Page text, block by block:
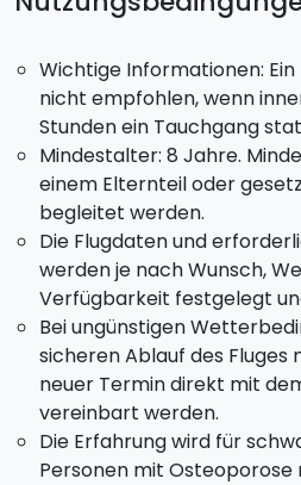
Erlebnis vom Team mitgeteilt.
Umgebung, als Zusatzoption
wählbar.
Wenn du ein exklusiveres
du denromantischen Flug für
privaten Flug für bis zu 5
Bist du bereit, mit uns zu
von ENAC zugelassene
kommerzielle
Wichtige Informationen:
nicht empfohlen, wenn
Stunden ein Tauchgang
Mindestalter: 8 Jahre.
einem Elternteil oder
begleitet werden.
Die Flugdaten und
werden je nach Wunsch,
Verfügbarkeit festgelegt
Bei ungünstigen
sicheren Ablauf des Fluges
neuer Termin direkt mit
vereinbart werden.
Die Erfahrung wird für
Personen mit